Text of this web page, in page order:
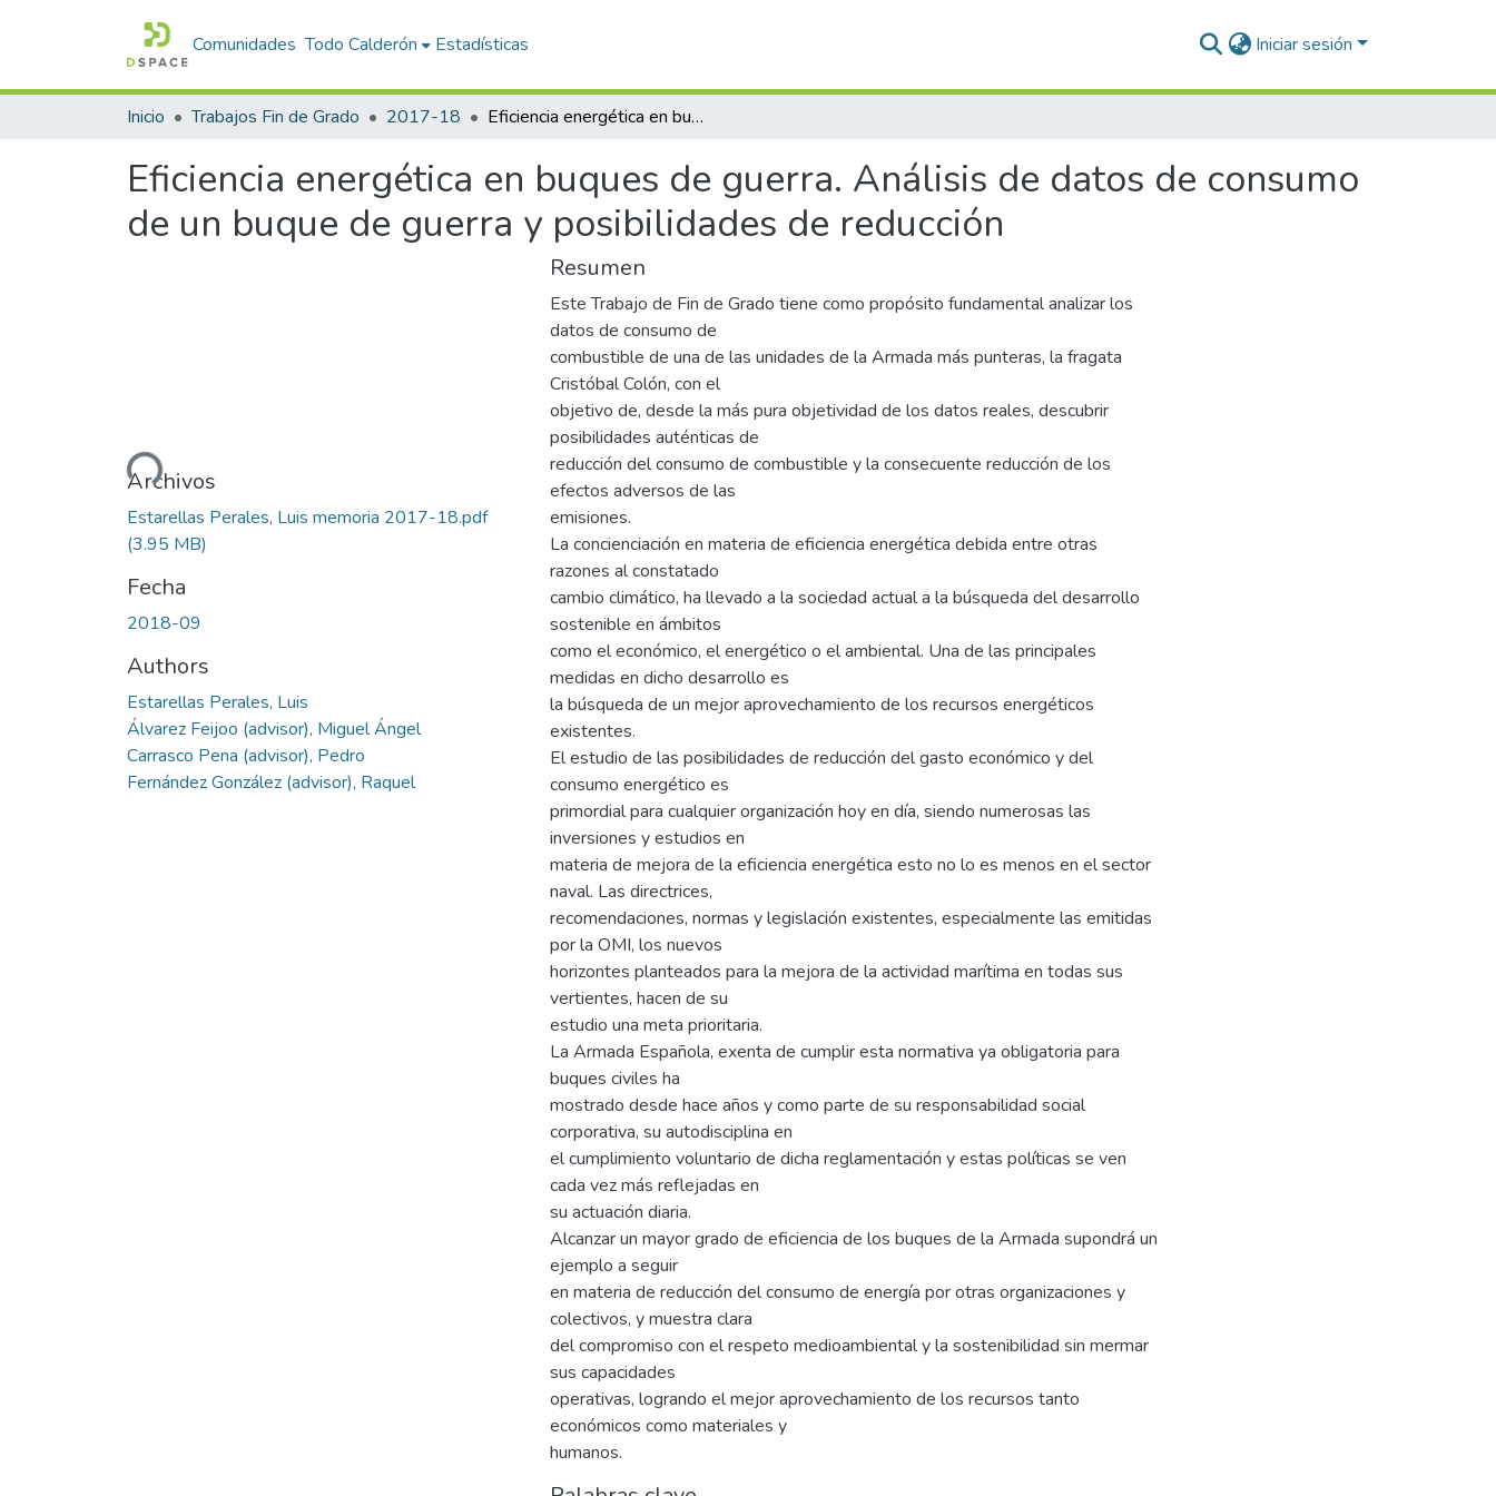
Comunidades Todo Calderón Estadísticas Iniciar sesión
Inicio Trabajos Fin de Grado 2017-18 Eficiencia energética en buques de guerra. Análisis de datos de consumo de un buque de guerra y posibilidades de reducción
Eficiencia energética en buques de guerra. Análisis de datos de consumo
de un buque de guerra y posibilidades de reducción
Cargando...
Archivos
Estarellas Perales, Luis memoria 2017-18.pdf
(3.95 MB)
Fecha
2018-09
Authors
Estarellas Perales, Luis
Álvarez Feijoo (advisor), Miguel Ángel
Carrasco Pena (advisor), Pedro
Fernández González (advisor), Raquel
Resumen
Este Trabajo de Fin de Grado tiene como propósito fundamental analizar los
datos de consumo de
combustible de una de las unidades de la Armada más punteras, la fragata
Cristóbal Colón, con el
objetivo de, desde la más pura objetividad de los datos reales, descubrir
posibilidades auténticas de
reducción del consumo de combustible y la consecuente reducción de los
efectos adversos de las
emisiones.
La concienciación en materia de eficiencia energética debida entre otras
razones al constatado
cambio climático, ha llevado a la sociedad actual a la búsqueda del desarrollo
sostenible en ámbitos
como el económico, el energético o el ambiental. Una de las principales
medidas en dicho desarrollo es
la búsqueda de un mejor aprovechamiento de los recursos energéticos
existentes.
El estudio de las posibilidades de reducción del gasto económico y del
consumo energético es
primordial para cualquier organización hoy en día, siendo numerosas las
inversiones y estudios en
materia de mejora de la eficiencia energética esto no lo es menos en el sector
naval. Las directrices,
recomendaciones, normas y legislación existentes, especialmente las emitidas
por la OMI, los nuevos
horizontes planteados para la mejora de la actividad marítima en todas sus
vertientes, hacen de su
estudio una meta prioritaria.
La Armada Española, exenta de cumplir esta normativa ya obligatoria para
buques civiles ha
mostrado desde hace años y como parte de su responsabilidad social
corporativa, su autodisciplina en
el cumplimiento voluntario de dicha reglamentación y estas políticas se ven
cada vez más reflejadas en
su actuación diaria.
Alcanzar un mayor grado de eficiencia de los buques de la Armada supondrá un
ejemplo a seguir
en materia de reducción del consumo de energía por otras organizaciones y
colectivos, y muestra clara
del compromiso con el respeto medioambiental y la sostenibilidad sin mermar
sus capacidades
operativas, logrando el mejor aprovechamiento de los recursos tanto
económicos como materiales y
humanos.